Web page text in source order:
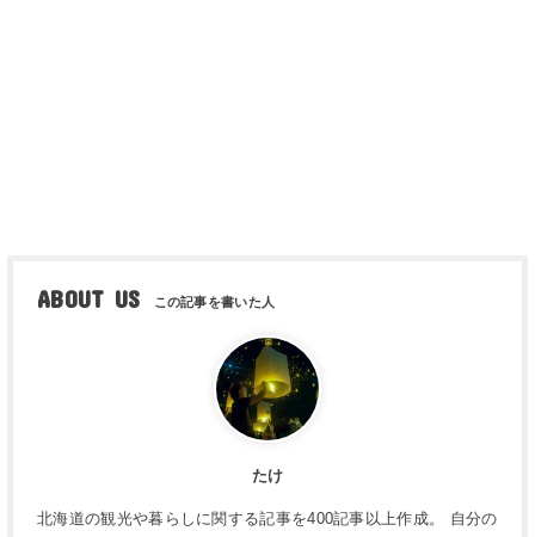
ABOUT US
たけ
北海道の観光や暮らしに関する記事を400記事以上作成。 自分の